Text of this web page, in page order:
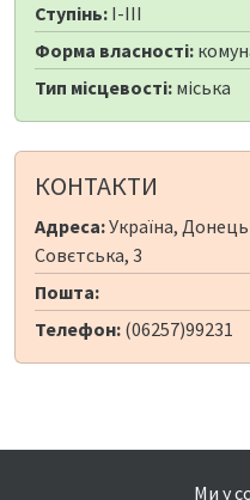
Ступінь: I-III
Форма власності:
Тип місцевості: міська
КОНТАКТИ
Адреса:Україна,
Совєтська, 3
Пошта:
Телефон: (06257)99231
Ми у